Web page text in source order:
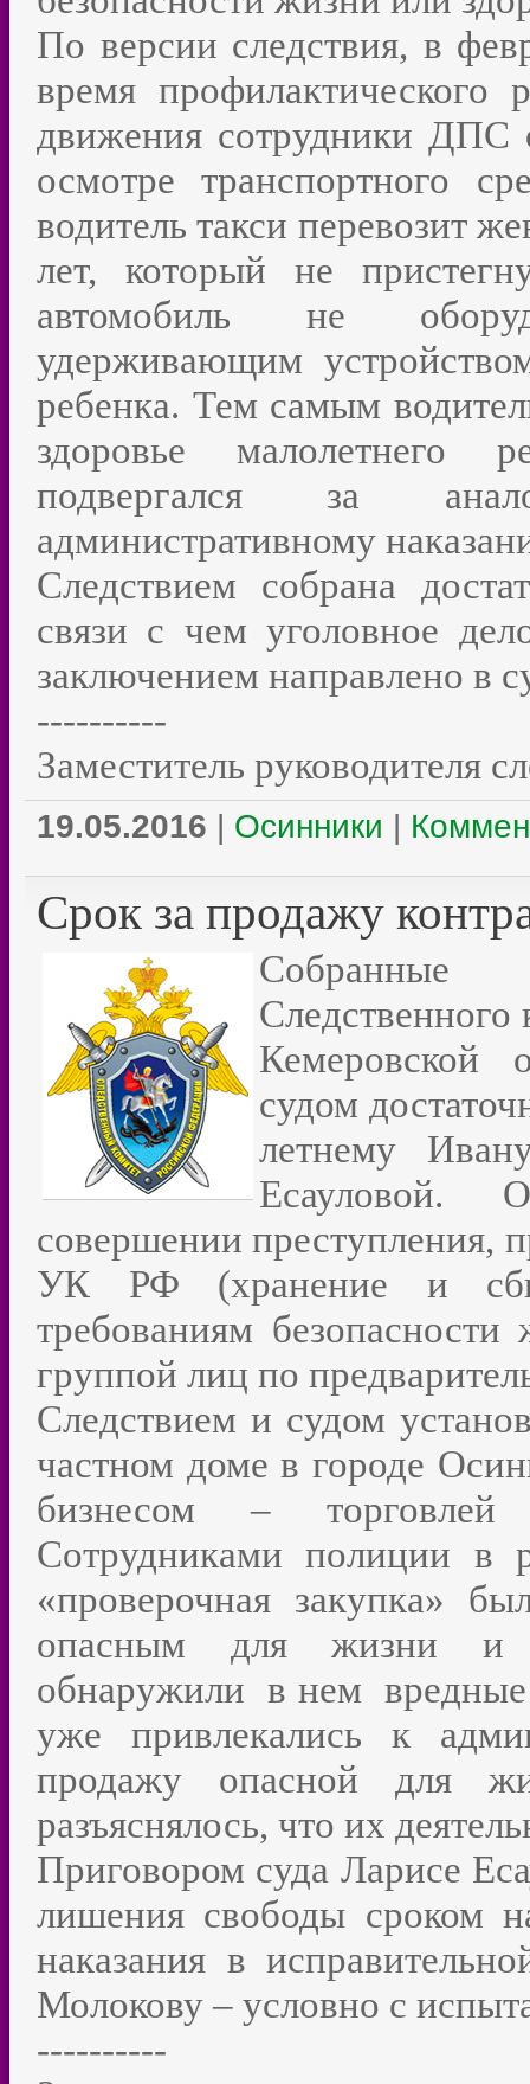
По версии следствия, в
время профилактического
движения сотрудники ДПС
осмотре транспортного
водитель такси перевозит
лет, который не
автомобиль не
удерживающим
ребенка. Тем самым
здоровье малолетнего
подвергался за
административному
Следствием собрана
связи с чем уголовное
заключением направлено в
----------
Заместитель руководителя
19.05.2016 | Осинники |
Срок за продажу
Собранные
Кемеровской
судом
летнему
Есауловой.
совершении преступления,
УК РФ (хранение и
требованиям
группой лиц по
Следствием и судом
частном доме в городе
бизнесом – торговлей
Сотрудниками полиции в
«проверочная закупка»
опасным для жизни и
обнаружили в нем вредные
уже привлекались к
продажу опасной для
разъяснялось, что их
Приговором суда Ларисе
лишения свободы сроком
наказания в
Молокову – условно с
----------